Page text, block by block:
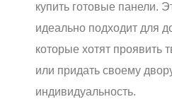
купить готовые панели.
идеально подходит для
которые хотят проявить
или придать своему
индивидуальность.